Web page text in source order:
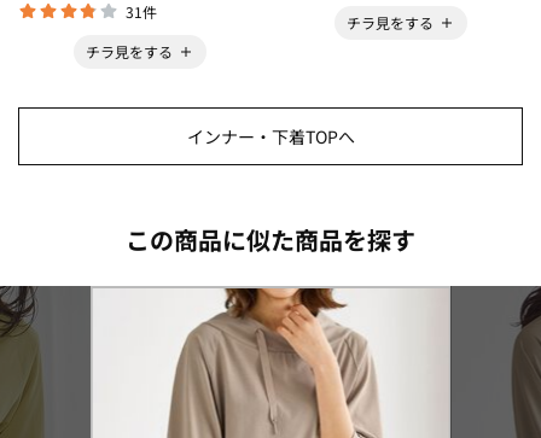
31件
チラ見をする
チラ見をする
インナー・下着TOPへ
この商品に似た商品を探す